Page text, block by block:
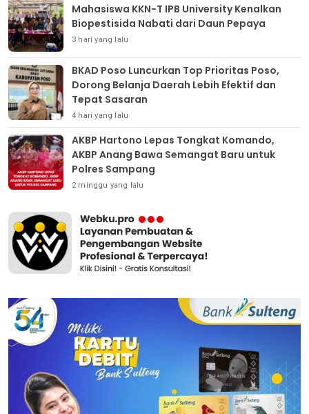
Mahasiswa KKN-T IPB University Kenalkan
Biopestisida Nabati dari Daun Pepaya
3 hari yang lalu
BKAD Poso Luncurkan Top Prioritas Poso,
Dorong Belanja Daerah Lebih Efektif dan
Tepat Sasaran
4 hari yang lalu
AKBP Hartono Lepas Tongkat Komando,
AKBP Anang Bawa Semangat Baru untuk
Polres Sampang
2 minggu yang lalu